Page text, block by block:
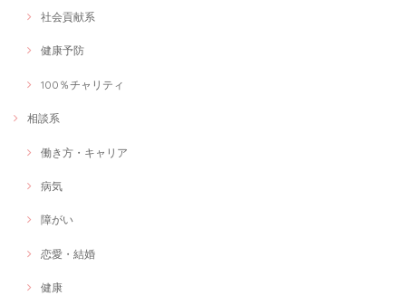
社会貢献系
健康予防
100％チャリティ
相談系
働き方・キャリア
病気
障がい
恋愛・結婚
健康